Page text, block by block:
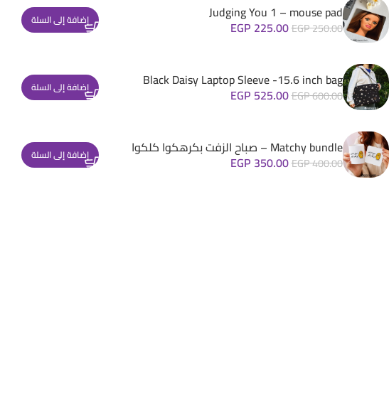
Judging You 1 – mouse pad
EGP250.00
EGP 225.00 إضافة إلى السلة
Black Daisy Laptop Sleeve -15.6 inch bag
EGP600.00
EGP 525.00 إضافة إلى السلة
Matchy bundle – صباح الزفت بكرهكوا كلكوا
EGP400.00
EGP 350.00 إضافة إلى السلة